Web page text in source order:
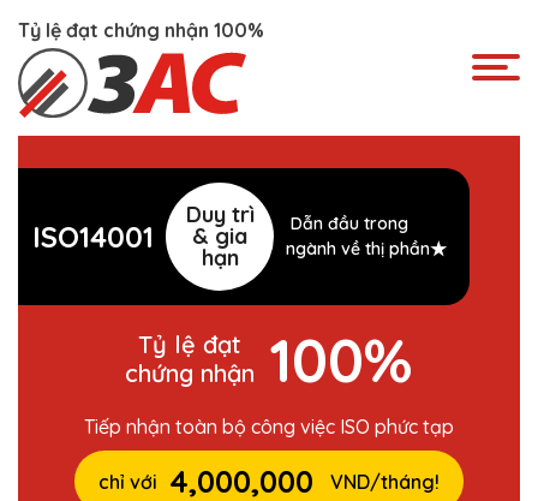
content
Tỷ lệ đạt chứng nhận 100%
ISO14001
Duy trì
& gia
hạn
Dẫn đầu trong
ngành về thị phần★
Tỷ lệ đạt
chứng nhận 100%
Tiếp nhận toàn bộ công việc ISO phức tạp
chỉ với 4,000,000 VND/tháng!